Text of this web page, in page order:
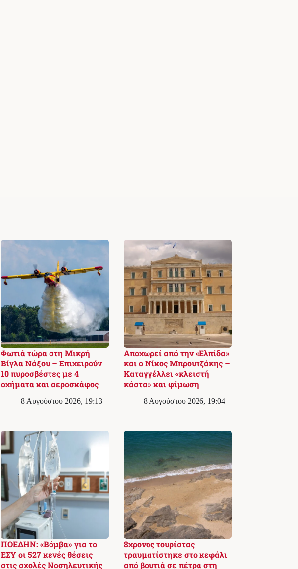
Φωτιά τώρα στη Μικρή
Βίγλα Νάξου – Επιχειρούν
10 πυροσβέστες με 4
οχήματα και αεροσκάφος
8 Αυγούστου 2026, 19:13
Αποχωρεί από την «Ελπίδα»
και ο Νίκος Μπρουτζάκης –
Καταγγέλλει «κλειστή
κάστα» και φίμωση
8 Αυγούστου 2026, 19:04
ΠΟΕΔΗΝ: «Βόμβα» για το
ΕΣΥ οι 527 κενές θέσεις
στις σχολές Νοσηλευτικής
8χρονος τουρίστας
τραυματίστηκε στο κεφάλι
από βουτιά σε πέτρα στη